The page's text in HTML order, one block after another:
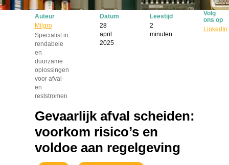
Auteur
Milgro
Specialist in
rendabele
en
duurzame
oplossingen
voor afval-
en
reststromen
Datum
28
april
2025
Leestijd
2
minuten
Volg
ons op
LinkedIn
Gevaarlijk afval scheiden:
voorkom risico’s en
voldoe aan regelgeving